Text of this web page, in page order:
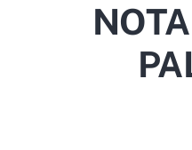
Todas las CCAA